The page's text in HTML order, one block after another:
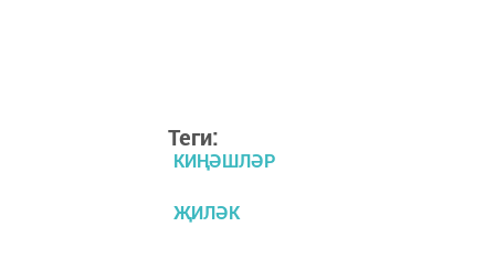
Теги:
КИҢӘШЛӘР
ҖИЛӘК